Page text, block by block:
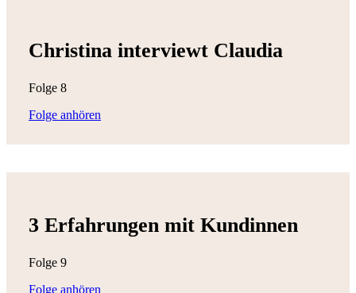
Christina interviewt Claudia
Folge 8
Folge anhören
3 Erfahrungen mit Kundinnen
Folge 9
Folge anhören